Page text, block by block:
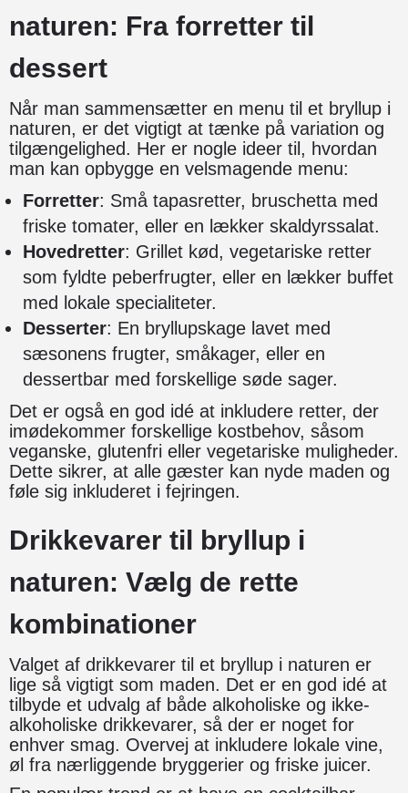
naturen: Fra forretter til
dessert
Når man sammensætter en menu til et bryllup i
naturen, er det vigtigt at tænke på variation og
tilgængelighed. Her er nogle ideer til, hvordan
man kan opbygge en velsmagende menu:
Forretter: Små tapasretter, bruschetta med
friske tomater, eller en lækker skaldyrssalat.
Hovedretter: Grillet kød, vegetariske retter
som fyldte peberfrugter, eller en lækker buffet
med lokale specialiteter.
Desserter: En bryllupskage lavet med
sæsonens frugter, småkager, eller en
dessertbar med forskellige søde sager.
Det er også en god idé at inkludere retter, der
imødekommer forskellige kostbehov, såsom
veganske, glutenfri eller vegetariske muligheder.
Dette sikrer, at alle gæster kan nyde maden og
føle sig inkluderet i fejringen.
Drikkevarer til bryllup i
naturen: Vælg de rette
kombinationer
Valget af drikkevarer til et bryllup i naturen er
lige så vigtigt som maden. Det er en god idé at
tilbyde et udvalg af både alkoholiske og ikke-
alkoholiske drikkevarer, så der er noget for
enhver smag. Overvej at inkludere lokale vine,
øl fra nærliggende bryggerier og friske juicer.